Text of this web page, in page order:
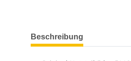
weitere Registerkarten anzeigen
Beschreibung